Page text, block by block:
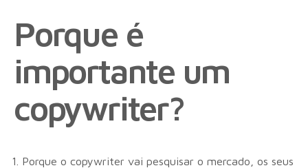
Porque é
importante um
copywriter?
Porque o copywriter vai pesquisar o mercado, os seus